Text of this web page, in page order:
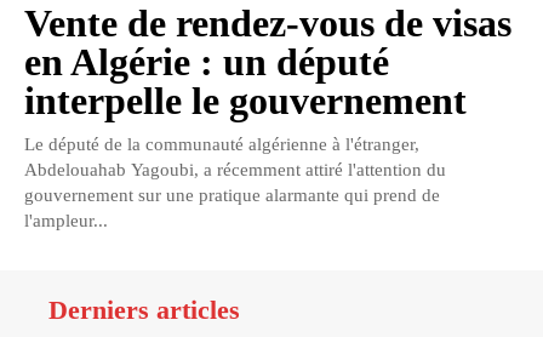
Vente de rendez-vous de visas
en Algérie : un député
interpelle le gouvernement
Le député de la communauté algérienne à l'étranger,
Abdelouahab Yagoubi, a récemment attiré l'attention du
gouvernement sur une pratique alarmante qui prend de
l'ampleur...
Derniers articles